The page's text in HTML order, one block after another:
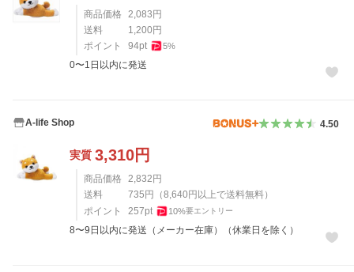
商品価格 2,083円
送料
1,200円
ポイント
94pt 5%
0〜1日以内に発送
A-life Shop 4.50
実質 3,310円
商品価格 2,832円
送料
735円 （8,640円以上で送料無料）
ポイント
257pt 10%要エントリー
8〜9日以内に発送（メーカー在庫）（休業日を除く）